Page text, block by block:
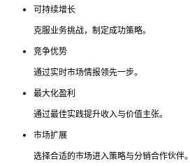
可持续增长
克服业务挑战，制定成功策略。
竞争优势
通过实时市场情报领先一步。
最大化盈利
通过最佳实践提升收入与价值主张。
市场扩展
选择合适的市场进入策略与分销合作伙伴。